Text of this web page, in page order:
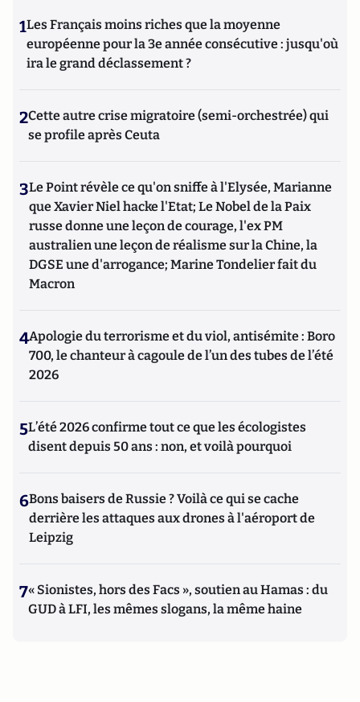
1Les Français moins riches que la moyenne
européenne pour la 3e année consécutive : jusqu'où
ira le grand déclassement ?
2Cette autre crise migratoire (semi-orchestrée) qui
se profile après Ceuta
3Le Point révèle ce qu'on sniffe à l'Elysée, Marianne
que Xavier Niel hacke l'Etat; Le Nobel de la Paix
russe donne une leçon de courage, l'ex PM
australien une leçon de réalisme sur la Chine, la
DGSE une d'arrogance; Marine Tondelier fait du
Macron
4Apologie du terrorisme et du viol, antisémite : Boro
700, le chanteur à cagoule de l’un des tubes de l’été
2026
5L’été 2026 confirme tout ce que les écologistes
disent depuis 50 ans : non, et voilà pourquoi
6Bons baisers de Russie ? Voilà ce qui se cache
derrière les attaques aux drones à l'aéroport de
Leipzig
7« Sionistes, hors des Facs », soutien au Hamas : du
GUD à LFI, les mêmes slogans, la même haine